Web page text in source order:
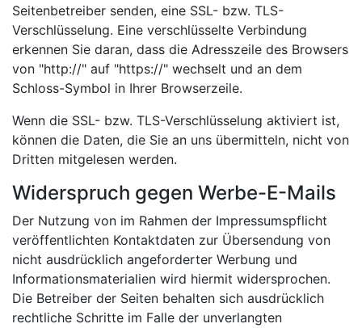
Seitenbetreiber senden, eine SSL- bzw. TLS-
Verschlüsselung. Eine verschlüsselte Verbindung
erkennen Sie daran, dass die Adresszeile des Browsers
von "http://" auf "https://" wechselt und an dem
Schloss-Symbol in Ihrer Browserzeile.
Wenn die SSL- bzw. TLS-Verschlüsselung aktiviert ist,
können die Daten, die Sie an uns übermitteln, nicht von
Dritten mitgelesen werden.
Widerspruch gegen Werbe-E-Mails
Der Nutzung von im Rahmen der Impressumspflicht
veröffentlichten Kontaktdaten zur Übersendung von
nicht ausdrücklich angeforderter Werbung und
Informationsmaterialien wird hiermit widersprochen.
Die Betreiber der Seiten behalten sich ausdrücklich
rechtliche Schritte im Falle der unverlangten